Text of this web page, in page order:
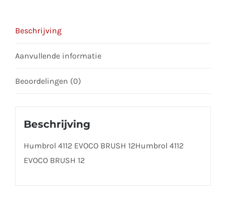
this
Beschrijving
Aanvullende informatie
Beoordelingen (0)
Beschrijving
Humbrol 4112 EVOCO BRUSH 12Humbrol 4112
EVOCO BRUSH 12